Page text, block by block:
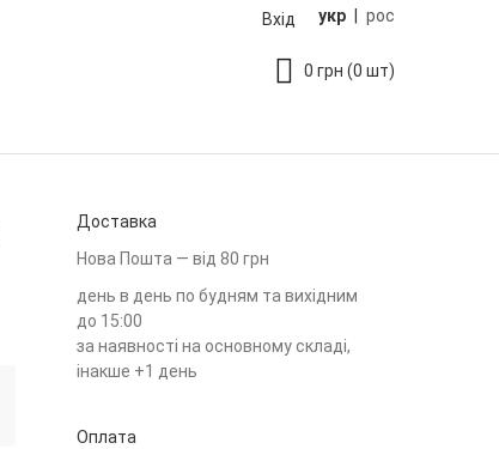
укр рос
Вхід
0 грн (0 шт)
Доставка
Нова Пошта — від 80 грн
день в день по будням та вихідним
до 15:00
за наявності на основному складі,
інакше +1 день
Оплата